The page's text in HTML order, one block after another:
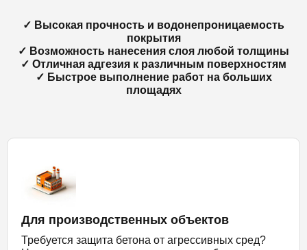
✓ Высокая прочность и водонепроницаемость
покрытия
✓ Возможность нанесения слоя любой толщины
✓ Отличная адгезия к различным поверхностям
✓ Быстрое выполнение работ на больших
площадях
Для производственных объектов
Требуется защита бетона от агрессивных сред?